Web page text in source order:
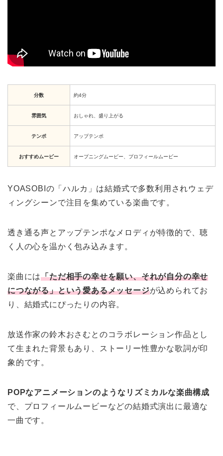
分数 約4分
雰囲気 おしゃれ、盛り上がる
テンポ アップテンポ
おすすめムービー オープニングムービー、プロフィールムービー
YOASOBIの「ハルカ」は結婚式で多数利用されウェデ
ィングシーンで注目を集めている楽曲です。
透き通る声とアップテンポなメロディが特徴的で、聴
く人の心を温かく包み込みます。
楽曲には「ただ相手の幸せを願い、それが自分の幸せ
につながる」という愛あるメッセージが込められてお
り、結婚式にぴったりの内容。
放送作家の鈴木おさむとのコラボレーション作品とし
て生まれた背景もあり、ストーリー性豊かな歌詞が印
象的です。
POPなアニメーションのようなリズミカルな楽曲構成
で、プロフィールムービーなどの結婚式演出に最適な
一曲です。